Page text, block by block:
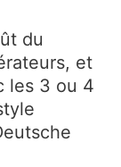
du
et
les 3 ou 4